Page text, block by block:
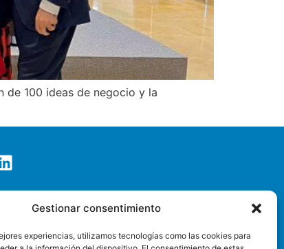
Gestionar consentimiento
experiencias, utilizamos tecnologías como las cookies para
de 100 ideas de negocio y la
S.A.